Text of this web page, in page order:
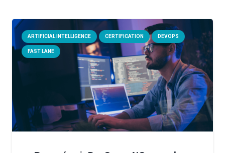
ARTIFICIAL INTELLIGENCE CERTIFICATION DEVOPS
FAST LANE